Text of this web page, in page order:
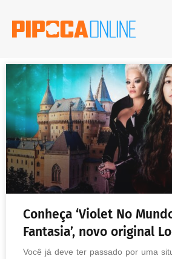
Conheça ‘Violet No
Fantasia’, novo original
Você já deve ter passado por uma